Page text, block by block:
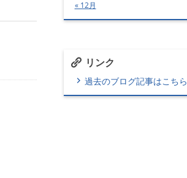
« 12月
リンク
過去のブログ記事はこちら